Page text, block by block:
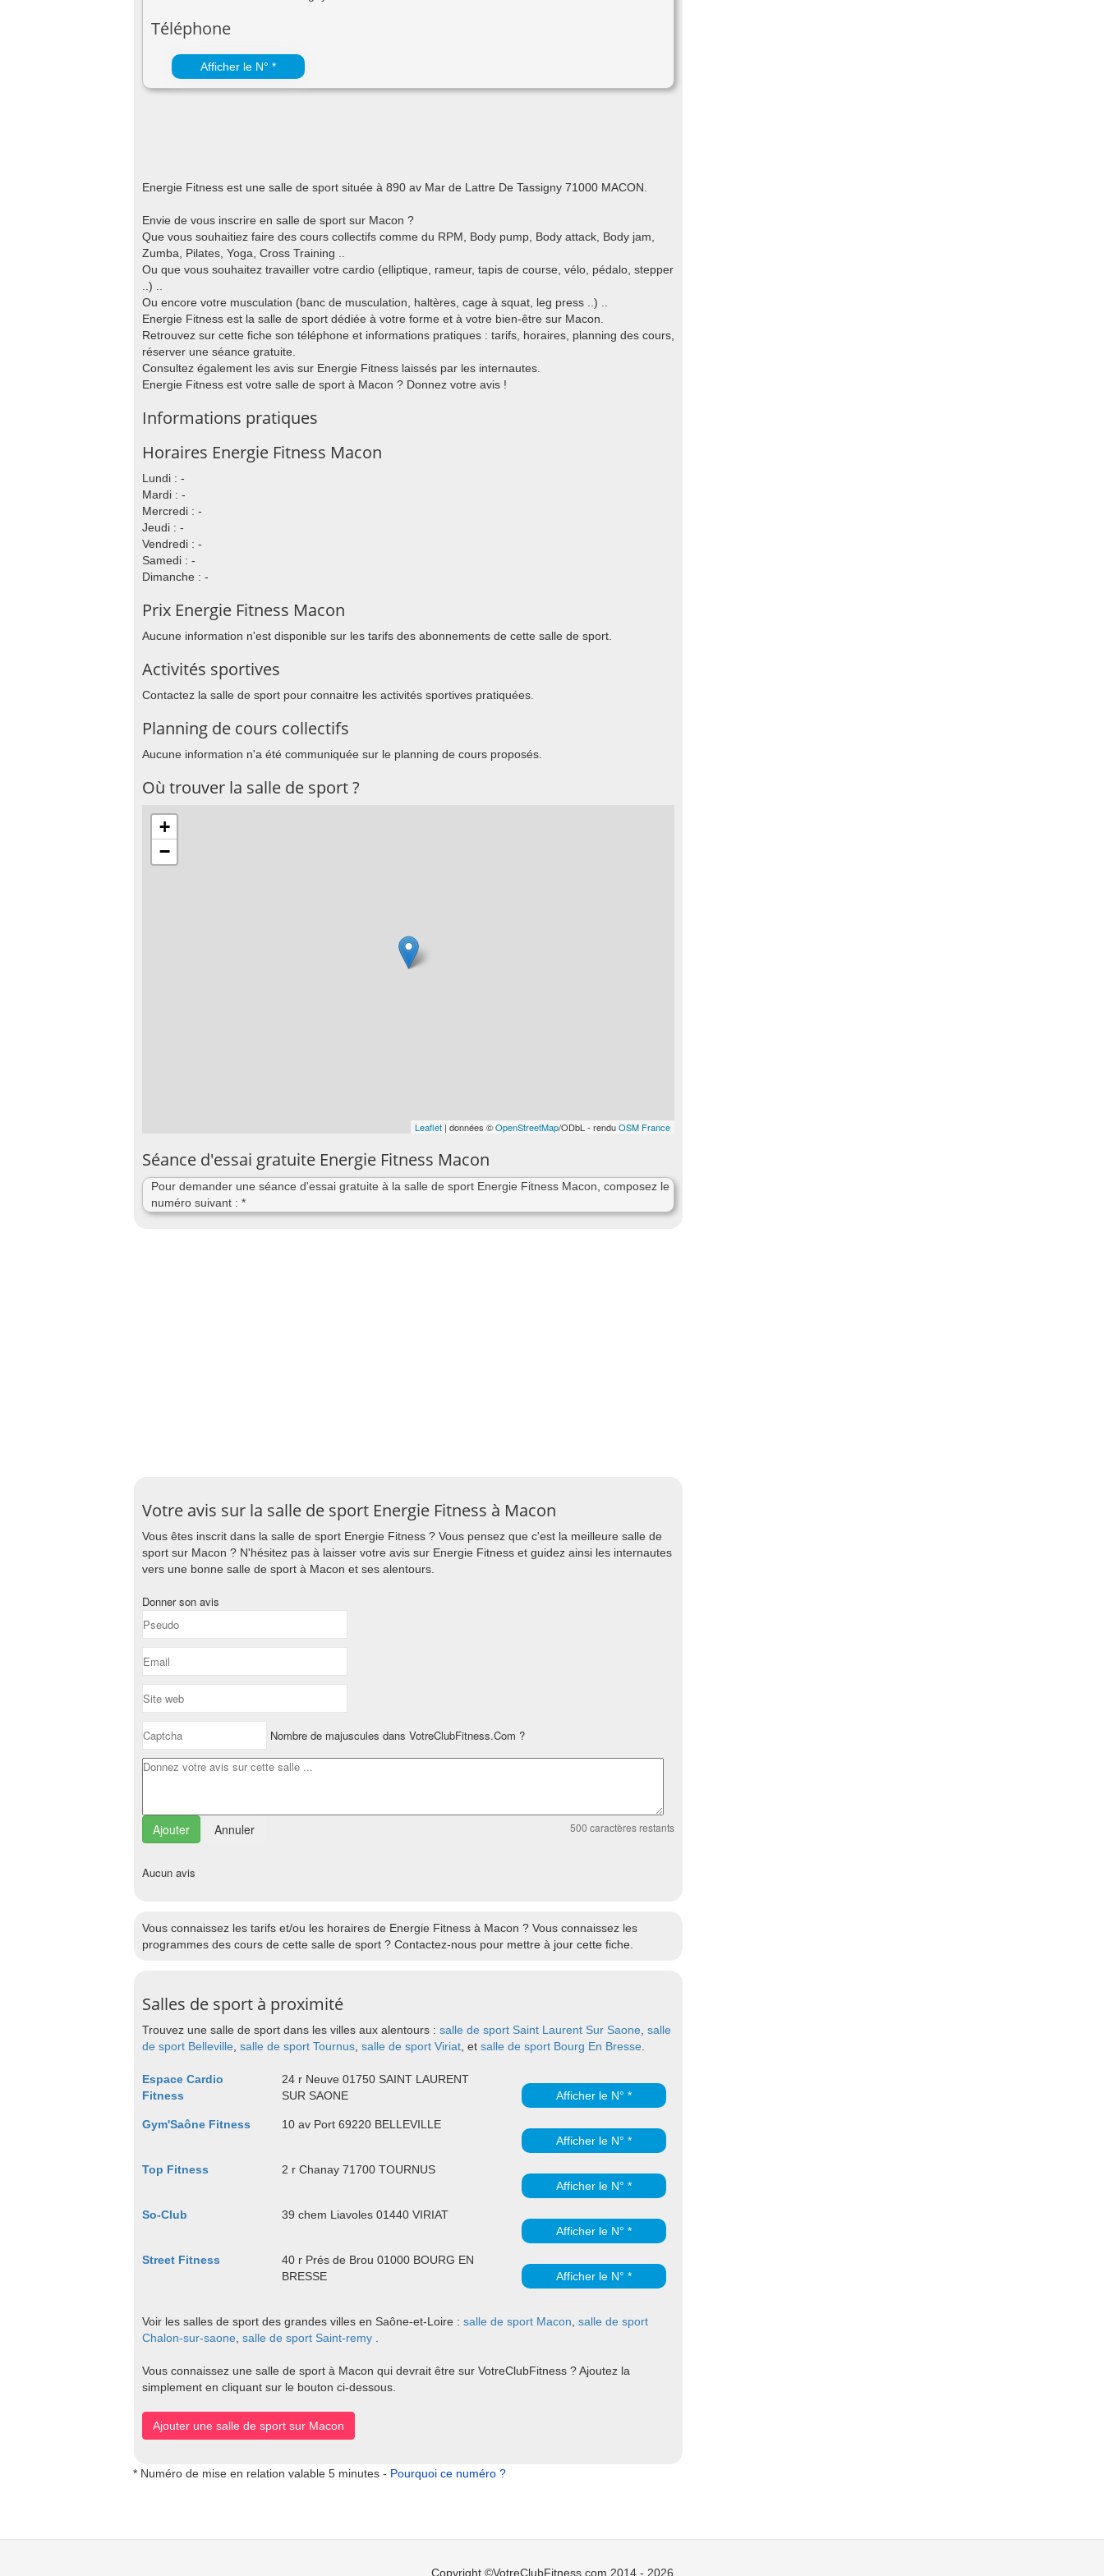
Téléphone
Afficher le N° *
Energie Fitness est une salle de sport située à 890 av Mar de Lattre De Tassigny 71000 MACON.
Envie de vous inscrire en salle de sport sur Macon ?
Que vous souhaitiez faire des cours collectifs comme du RPM, Body pump, Body attack, Body jam,
Zumba, Pilates, Yoga, Cross Training ..
Ou que vous souhaitez travailler votre cardio (elliptique, rameur, tapis de course, vélo, pédalo, stepper
..) ..
Ou encore votre musculation (banc de musculation, haltères, cage à squat, leg press ..) ..
Energie Fitness est la salle de sport dédiée à votre forme et à votre bien-être sur Macon.
Retrouvez sur cette fiche son téléphone et informations pratiques : tarifs, horaires, planning des cours,
réserver une séance gratuite.
Consultez également les avis sur Energie Fitness laissés par les internautes.
Energie Fitness est votre salle de sport à Macon ? Donnez votre avis !
Informations pratiques
Horaires Energie Fitness Macon
Lundi : -
Mardi : -
Mercredi : -
Jeudi : -
Vendredi : -
Samedi : -
Dimanche : -
Prix Energie Fitness Macon
Aucune information n'est disponible sur les tarifs des abonnements de cette salle de sport.
Activités sportives
Contactez la salle de sport pour connaitre les activités sportives pratiquées.
Planning de cours collectifs
Aucune information n'a été communiquée sur le planning de cours proposés.
Où trouver la salle de sport ?
+
−
Leaflet | données ©OpenStreetMap/ODbL - renduOSM France
Séance d'essai gratuite Energie Fitness Macon
Pour demander une séance d'essai gratuite à la salle de sport Energie Fitness Macon, composez le
numéro suivant : *
Votre avis sur la salle de sport Energie Fitness à Macon
Vous êtes inscrit dans la salle de sport Energie Fitness ? Vous pensez que c'est la meilleure salle de
sport sur Macon ? N'hésitez pas à laisser votre avis sur Energie Fitness et guidez ainsi les internautes
vers une bonne salle de sport à Macon et ses alentours.
Donner son avis
Nombre de majuscules dans VotreClubFitness.Com ?
Annuler 500 caractères restants
Aucun avis
Vous connaissez les tarifs et/ou les horaires de Energie Fitness à Macon ? Vous connaissez les
programmes des cours de cette salle de sport ? Contactez-nous pour mettre à jour cette fiche.
Salles de sport à proximité
Trouvez une salle de sport dans les villes aux alentours : salle de sport Saint Laurent Sur Saone salle
de sport Belleville salle de sport Tournus salle de sport Viriat , et salle de sport Bourg En Bresse
Espace Cardio
Fitness
24 r Neuve 01750 SAINT LAURENT
SUR SAONE
Afficher le N° *
Gym'Saône Fitness
10 av Port 69220 BELLEVILLE
Afficher le N° *
Top Fitness
2 r Chanay 71700 TOURNUS
Afficher le N° *
So-Club
39 chem Liavoles 01440 VIRIAT
Afficher le N° *
Street Fitness
40 r Prés de Brou 01000 BOURG EN
BRESSE
Afficher le N° *
Voir les salles de sport des grandes villes en Saône-et-Loire : salle de sport Macon salle de sport
Chalon-sur-saone salle de sport Saint-remy
Vous connaissez une salle de sport à Macon qui devrait être sur VotreClubFitness ? Ajoutez la
simplement en cliquant sur le bouton ci-dessous.
Ajouter une salle de sport sur Macon
* Numéro de mise en relation valable 5 minutes - Pourquoi ce numéro ?
Copyright ©VotreClubFitness.com 2014 - 2026